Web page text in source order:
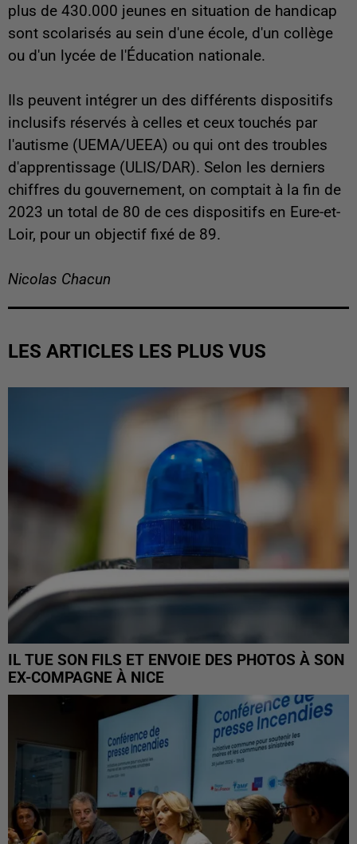
plus de 430.000 jeunes en situation de handicap
sont scolarisés au sein d'une école, d'un collège
ou d'un lycée de l'Éducation nationale.
Ils peuvent intégrer un des différents dispositifs
inclusifs réservés à celles et ceux touchés par
l'autisme (UEMA/UEEA) ou qui ont des troubles
d'apprentissage (ULIS/DAR). Selon les derniers
chiffres du gouvernement, on comptait à la fin de
2023 un total de 80 de ces dispositifs en Eure-et-
Loir, pour un objectif fixé de 89.
Nicolas Chacun
LES ARTICLES LES PLUS VUS
IL TUE SON FILS ET ENVOIE DES PHOTOS À SON
EX-COMPAGNE À NICE